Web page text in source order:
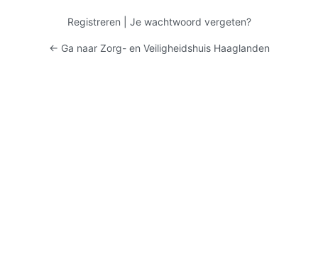
Registreren Je wachtwoord vergeten?
← Ga naar Zorg- en Veiligheidshuis Haaglanden